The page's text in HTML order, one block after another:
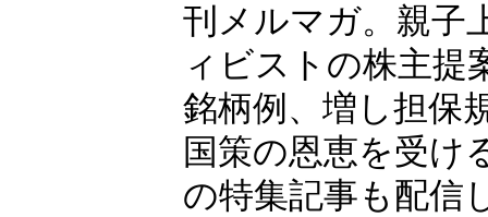
ど投資のヒントを
刊メルマガ。親子
ィビストの株主提
銘柄例、増し担保
国策の恩恵を受け